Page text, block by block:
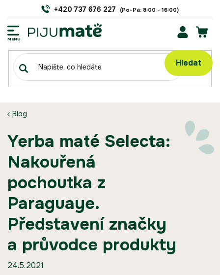
Hledat
+420 737 676 227
Blog
Yerba maté Selecta:
Nakouřená
pochoutka z
Paraguaye.
Představení značky
a průvodce produkty
24.5.2021